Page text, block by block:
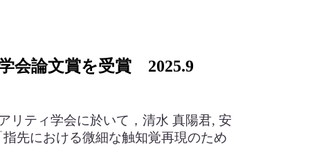
会論文賞を受賞 2025.9
リティ学会に於いて，清水 真陽君, 安
先における微細な触知覚再現のため